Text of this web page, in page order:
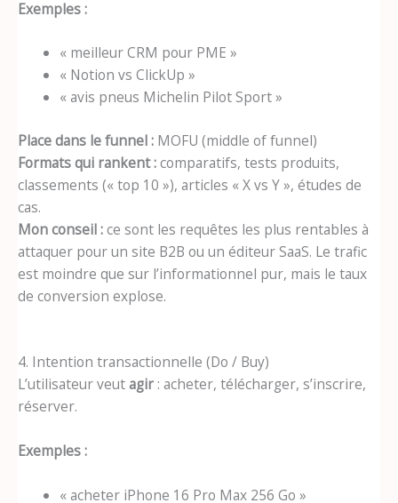
Exemples :
« meilleur CRM pour PME »
« Notion vs ClickUp »
« avis pneus Michelin Pilot Sport »
Place dans le funnel : MOFU (middle of funnel)
Formats qui rankent :comparatifs, tests produits,
classements (« top 10 »), articles « X vs Y », études de
cas.
Mon conseil :ce sont les requêtes les plus rentables à
attaquer pour un site B2B ou un éditeur SaaS. Le trafic
est moindre que sur l’informationnel pur, mais le taux
de conversion explose.
4. Intention transactionnelle (Do / Buy)
L’utilisateur veutagir : acheter, télécharger, s’inscrire,
réserver.
Exemples :
« acheter iPhone 16 Pro Max 256 Go »